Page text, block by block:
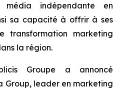
indépendante en
sa capacité à offrir à ses
transformation marketing
la région.
Groupe a annoncé
Group, leader en marketing